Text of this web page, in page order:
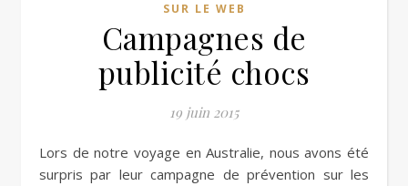
SUR LE WEB
Campagnes de
publicité chocs
19 juin 2015
Lors de notre voyage en Australie, nous avons été
surpris par leur campagne de prévention sur les